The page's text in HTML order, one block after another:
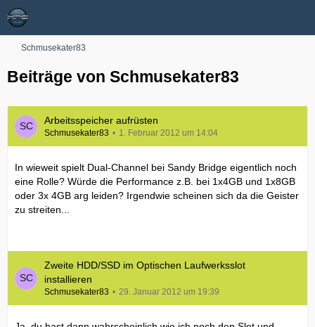
Schmusekater83
Beiträge von Schmusekater83
Arbeitsspeicher aufrüsten
Schmusekater83 1. Februar 2012 um 14:04
In wieweit spielt Dual-Channel bei Sandy Bridge eigentlich noch
eine Rolle? Würde die Performance z.B. bei 1x4GB und 1x8GB
oder 3x 4GB arg leiden? Irgendwie scheinen sich da die Geister
zu streiten...
Zweite HDD/SSD im Optischen Laufwerksslot
installieren
Schmusekater83 29. Januar 2012 um 19:39